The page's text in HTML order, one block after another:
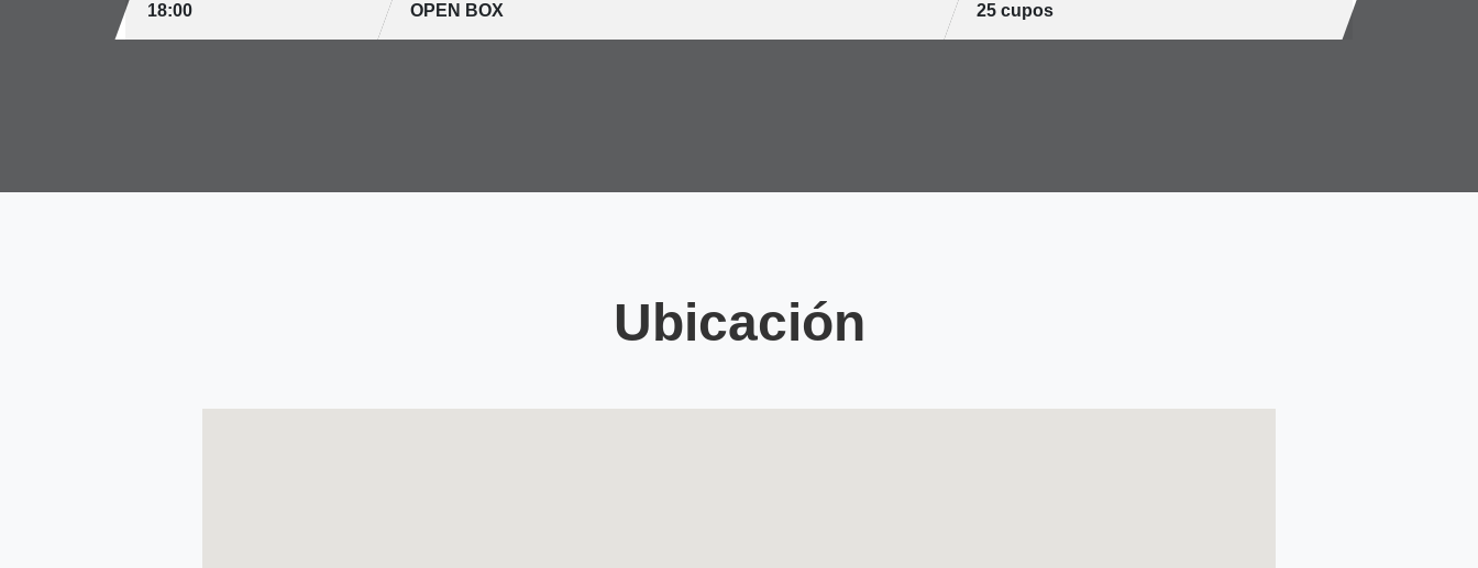
18:00 OPEN BOX 25 cupos
Ubicación